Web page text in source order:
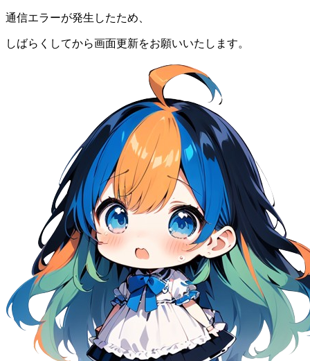
通信エラーが発生したため、
しばらくしてから画面更新をお願いいたします。